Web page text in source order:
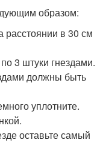
образом:
расстоянии в 30 см
3 штуки гнездами.
должны быть
уплотните.
оставьте самый